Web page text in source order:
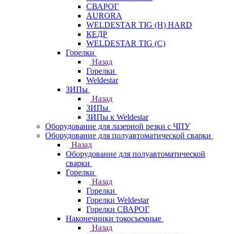
СВАРОГ
AURORA
WELDESTAR TIG (H) HARD
КЕДР
WELDESTAR TIG (С)
Горелки
Назад
Горелки
Weldestar
ЗИПы
Назад
ЗИПы
ЗИПы к Weldestar
Оборудование для лазерной резки с ЧПУ
Оборудование для полуавтоматической сварки
Назад
Оборудование для полуавтоматической
сварки
Горелки
Назад
Горелки
Горелки Weldestar
Горелки СВАРОГ
Наконечники токосъемные
Назад